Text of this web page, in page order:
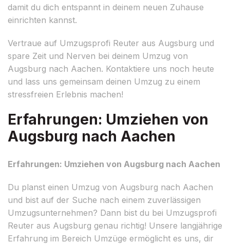
damit du dich entspannt in deinem neuen Zuhause
einrichten kannst.
Vertraue auf Umzugsprofi Reuter aus Augsburg und
spare Zeit und Nerven bei deinem Umzug von
Augsburg nach Aachen. Kontaktiere uns noch heute
und lass uns gemeinsam deinen Umzug zu einem
stressfreien Erlebnis machen!
Erfahrungen: Umziehen von
Augsburg nach Aachen
Erfahrungen: Umziehen von Augsburg nach Aachen
Du planst einen Umzug von Augsburg nach Aachen
und bist auf der Suche nach einem zuverlässigen
Umzugsunternehmen? Dann bist du bei Umzugsprofi
Reuter aus Augsburg genau richtig! Unsere langjährige
Erfahrung im Bereich Umzüge ermöglicht es uns, dir